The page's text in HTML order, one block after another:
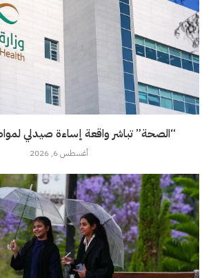
“الصحة” تباشر واقعة إساءة صيدلي
أغسطس 6, 2026